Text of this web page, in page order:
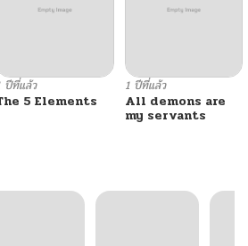
ปีที่แล้ว
5 Elements
1 ปีที่แล้ว
All demons are
my servants